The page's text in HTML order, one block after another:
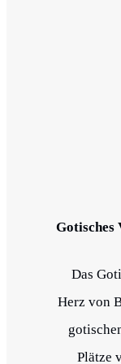
Gotisches
Das
Herz von
Plätze